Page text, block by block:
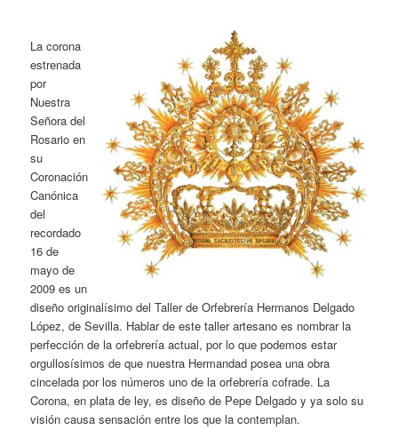
La corona
estrenada
por
Nuestra
Señora del
Rosario en
su
Coronación
Canónica
del
recordado
16 de
mayo de
2009 es un
diseño originalísimo del Taller de Orfebrería Hermanos Delgado
López, de Sevilla. Hablar de este taller artesano es nombrar la
perfección de la orfebrería actual, por lo que podemos estar
orgullosísimos de que nuestra Hermandad posea una obra
cincelada por los números uno de la orfebrería cofrade. La
Corona, en plata de ley, es diseño de Pepe Delgado y ya solo su
visión causa sensación entre los que la contemplan.